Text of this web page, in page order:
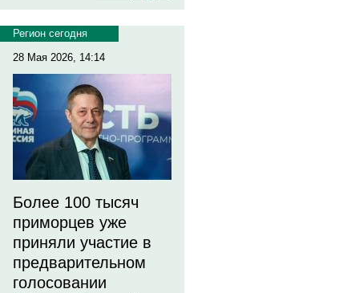
Регион сегодня
28 Мая 2026, 14:14
Более 100 тысяч
приморцев уже
приняли участие в
предварительном
голосовании